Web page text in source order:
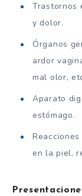
Trastornos
y dolor.
Órganos
ardor
mal olor,
Aparato
estómago.
en la piel,